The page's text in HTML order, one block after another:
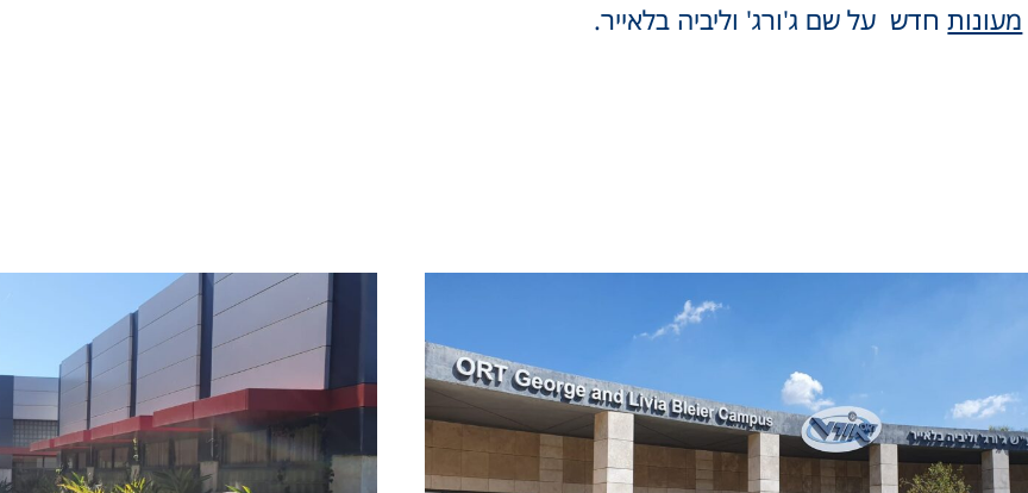
מעונותחדש על שם ג'ורג' וליביה בלאייר.